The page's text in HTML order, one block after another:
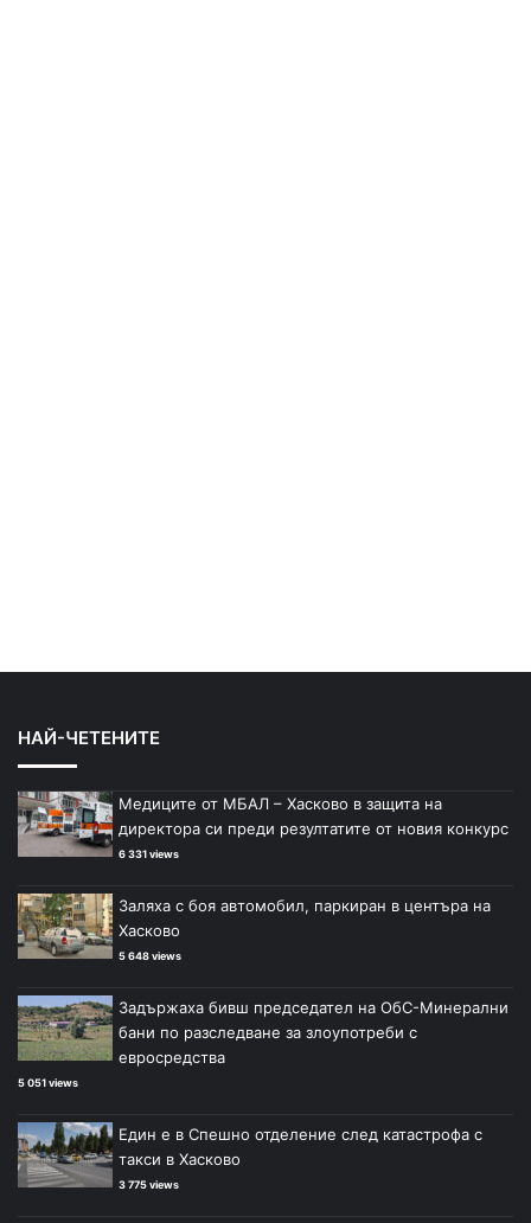
НАЙ-ЧЕТЕНИТЕ
Медиците от МБАЛ – Хасково в защита на
директора си преди резултатите от новия конкурс
6 331 views
Заляха с боя автомобил, паркиран в центъра на
Хасково
5 648 views
Задържаха бивш председател на ОбС-Минерални
бани по разследване за злоупотреби с
евросредства
5 051 views
Един е в Спешно отделение след катастрофа с
такси в Хасково
3 775 views